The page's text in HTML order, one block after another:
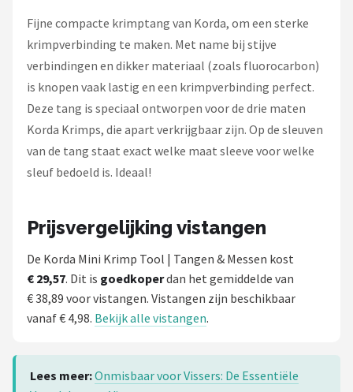
Fijne compacte krimptang van Korda, om een sterke
krimpverbinding te maken. Met name bij stijve
verbindingen en dikker materiaal (zoals fluorocarbon)
is knopen vaak lastig en een krimpverbinding perfect.
Deze tang is speciaal ontworpen voor de drie maten
Korda Krimps, die apart verkrijgbaar zijn. Op de sleuven
van de tang staat exact welke maat sleeve voor welke
sleuf bedoeld is. Ideaal!
Prijsvergelijking vistangen
De Korda Mini Krimp Tool | Tangen & Messen kost
€ 29,57. Dit is goedkoperdan het gemiddelde van
€ 38,89 voor vistangen. Vistangen zijn beschikbaar
vanaf € 4,98. Bekijk alle vistangen.
Lees meer:Onmisbaar voor Vissers: De Essentiële